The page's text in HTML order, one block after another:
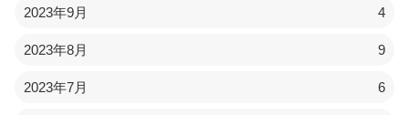
2023年9月 4
2023年8月 9
2023年7月 6